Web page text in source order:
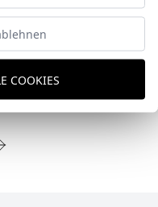
cristal, pensado
resistente y
COOKIES